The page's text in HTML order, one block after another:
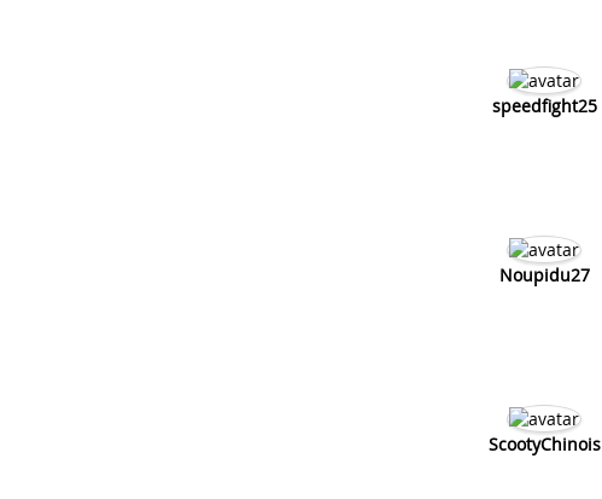
speedfight25
Noupidu27
ScootyChinois